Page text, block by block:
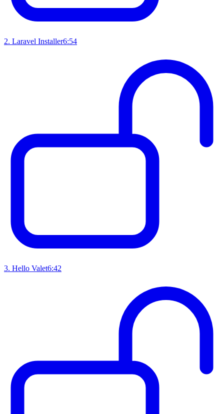
2. Laravel Installer6:54
3. Hello Valet6:42